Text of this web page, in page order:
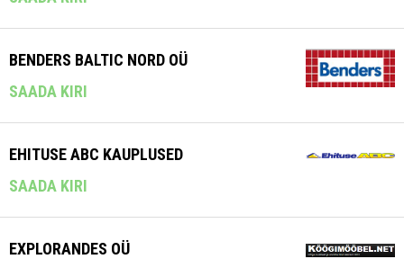
BENDERS BALTIC NORD OÜ
SAADA KIRI
EHITUSE ABC KAUPLUSED
SAADA KIRI
EXPLORANDES OÜ